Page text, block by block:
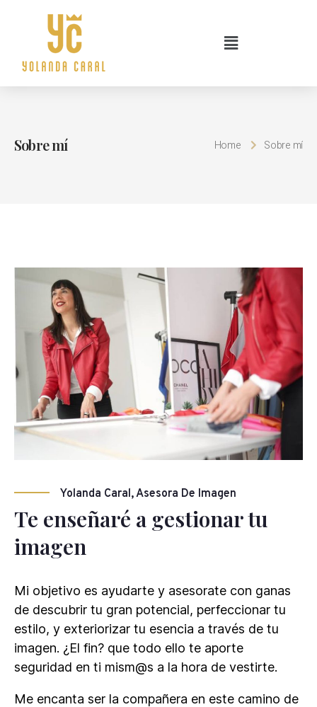
Sobre mí Home Sobre mí
Yolanda Caral, Asesora De Imagen
Te enseñaré a gestionar tu
imagen
Mi objetivo es ayudarte y asesorate con ganas
de descubrir tu gran potencial, perfeccionar tu
estilo, y exteriorizar tu esencia a través de tu
imagen. ¿El fin? que todo ello te aporte
seguridad en ti mism@s a la hora de vestirte.
Me encanta ser la compañera en este camino de